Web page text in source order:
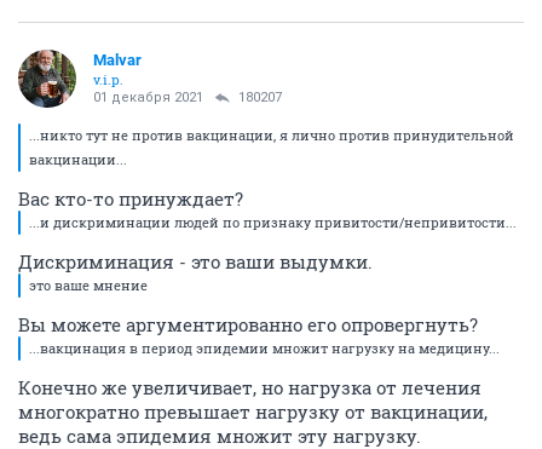
Malvar
v.i.p.
01 декабря 2021 180207
...никто тут не против вакцинации, я лично против принудительной
вакцинации...
Вас кто-то принуждает?
...и дискриминации людей по признаку привитости/непривитости...
Дискриминация - это ваши выдумки.
это ваше мнение
Вы можете аргументированно его опровергнуть?
...вакцинация в период эпидемии множит нагрузку на медицину...
Конечно же увеличивает, но нагрузка от лечения
многократно превышает нагрузку от вакцинации,
ведь сама эпидемия множит эту нагрузку.